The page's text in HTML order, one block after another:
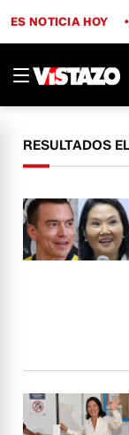
ES NOTICIA HOY
RESULTADOS